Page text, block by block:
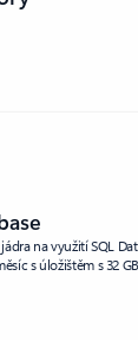
na využití SQL
s úložištěm s 32 GB